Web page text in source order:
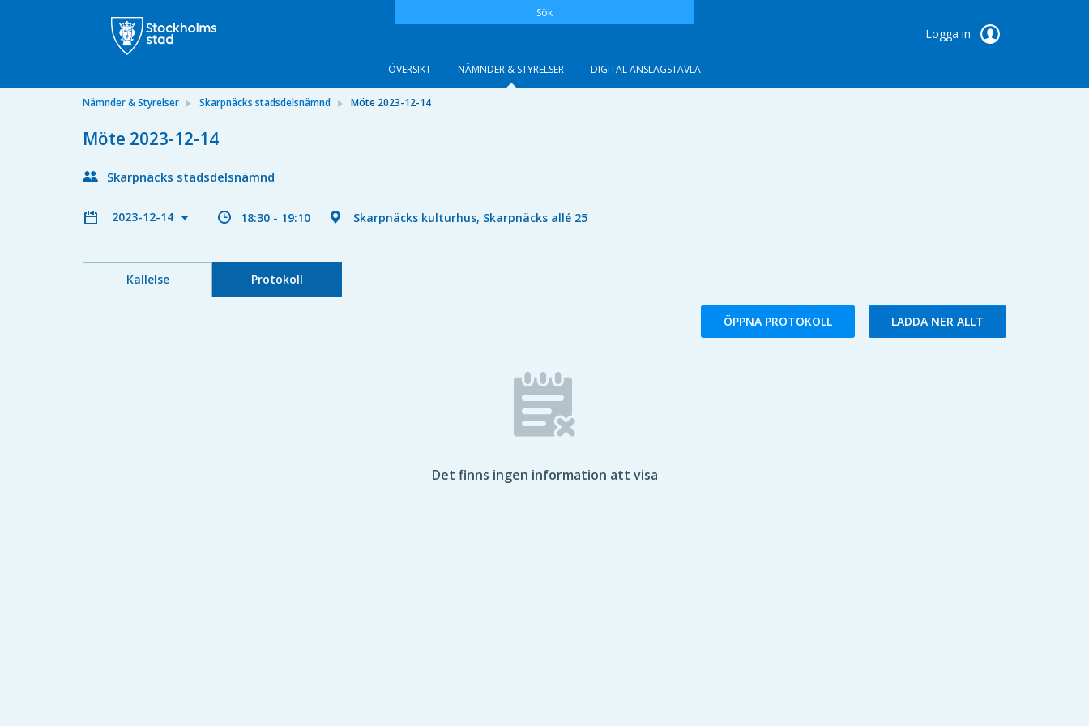
Sök
Logga in
ÖVERSIKT NÄMNDER & STYRELSER DIGITAL ANSLAGSTAVLA
Nämnder & Styrelser Skarpnäcks stadsdelsnämnd Möte 2023-12-14
Möte 2023-12-14
Skarpnäcks stadsdelsnämnd
2023-12-14 18:30 - 19:10 Skarpnäcks kulturhus, Skarpnäcks allé 25
Kallelse Protokoll
ÖPPNA PROTOKOLL LADDA NER ALLT
Det finns ingen information att visa